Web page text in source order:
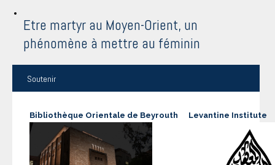
Etre martyr au Moyen-Orient, un
phénomène à mettre au féminin
Soutenir
Bibliothèque Orientale de Beyrouth Levantine Institute